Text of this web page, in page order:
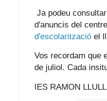
Ja podeu
d'anuncis del
d'escolarització el
Vos recordam que
de juliol. Cada
IES RAMON LLULL